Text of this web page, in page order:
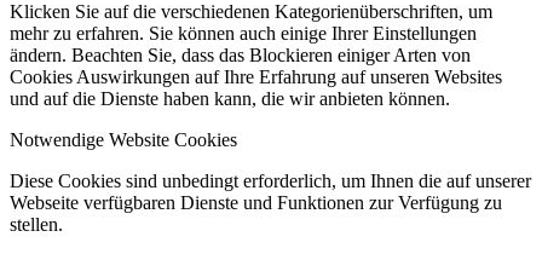
Klicken Sie auf die verschiedenen Kategorienüberschriften, um
mehr zu erfahren. Sie können auch einige Ihrer Einstellungen
ändern. Beachten Sie, dass das Blockieren einiger Arten von
Cookies Auswirkungen auf Ihre Erfahrung auf unseren Websites
und auf die Dienste haben kann, die wir anbieten können.
Notwendige Website Cookies
Diese Cookies sind unbedingt erforderlich, um Ihnen die auf unserer
Webseite verfügbaren Dienste und Funktionen zur Verfügung zu
stellen.